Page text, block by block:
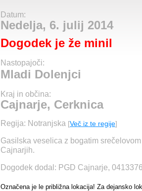
Datum:
Nedelja, 6. julij 2014
Dogodek je že minil
Nastopajoči:
Mladi Dolenjci
Kraj in občina:
Cajnarje, Cerknica
Regija: Notranjska [Več iz te regije]
Gasilska veselica z bogatim
Cajnarjih.
Dogodek dodal: PGD Cajnarje,
Označena je le približna lokacija! Za dejansko